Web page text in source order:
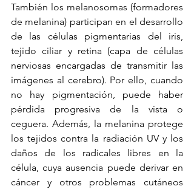
También los melanosomas (formadores
de melanina) participan en el desarrollo
de las células pigmentarias del iris,
tejido ciliar y retina (capa de células
nerviosas encargadas de transmitir las
imágenes al cerebro). Por ello, cuando
no hay pigmentación, puede haber
pérdida progresiva de la vista o
ceguera. Además, la melanina protege
los tejidos contra la radiación UV y los
daños de los radicales libres en la
célula, cuya ausencia puede derivar en
cáncer y otros problemas cutáneos